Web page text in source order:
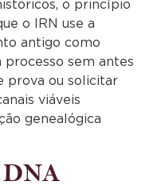
o princípio
o IRN use a
antigo como
sem antes
prova ou solicitar
viáveis
genealógica